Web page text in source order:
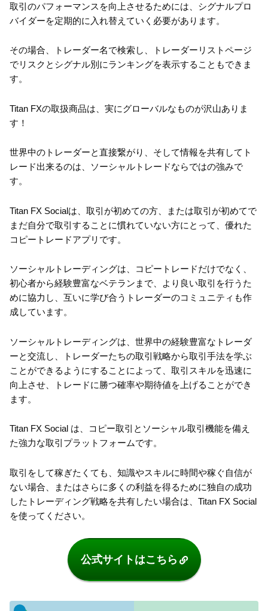
取引のパフォーマンスを向上させるためには、シグナルプロ
バイダーを定期的に入れ替えていく必要があります。
その場合、トレーダー名で検索し、トレーダーリストページ
でリスクとシグナル別にランキングを表示することもできま
す。
Titan FXの取扱商品は、実にグローバルなものが沢山ありま
す！
世界中のトレーダーと直接繋がり、そして情報を共有してト
レード出来るのは、ソーシャルトレードならではの強みで
す。
Titan FX Socialは、取引が初めての方、または取引が初めてで
まだ自分で取引することに慣れていない方にとって、優れた
コピートレードアプリです。
ソーシャルトレーディングは、コピートレードだけでなく、
初心者から経験豊富なベテランまで、より良い取引を行うた
めに協力し、互いに学び合うトレーダーのコミュニティも作
成しています。
ソーシャルトレーディングは、世界中の経験豊富なトレーダ
ーと交流し、トレーダーたちの取引戦略から取引手法を学ぶ
ことができるようにすることによって、取引スキルを迅速に
向上させ、トレードに勝つ確率や期待値を上げることができ
ます。
Titan FX Social は、コピー取引とソーシャル取引機能を備え
た強力な取引プラットフォームです。
取引をして稼ぎたくても、知識やスキルに時間や稼ぐ自信が
ない場合、またはさらに多くの利益を得るために独自の成功
したトレーディング戦略を共有したい場合は、Titan FX Social
を使ってください。
公式サイトはこちら